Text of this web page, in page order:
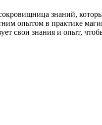
знаний,
опытом в практике
свои знания и опыт,